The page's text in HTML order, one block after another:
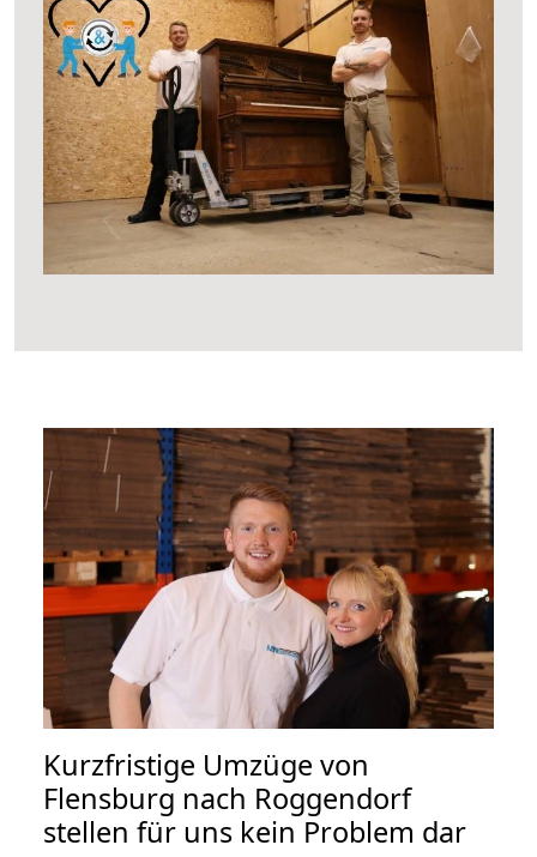
Kurzfristige Umzüge von
Flensburg nach Roggendorf
stellen für uns kein Problem dar